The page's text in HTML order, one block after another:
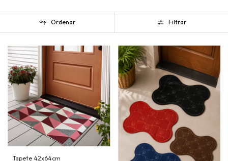
Ordenar Filtrar
Tapete 42x64cm